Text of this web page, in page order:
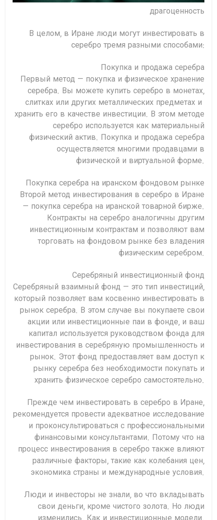
драгоценность
В целом, в Иране люди могут инвестировать в
серебро тремя разными способами:
Покупка и продажа серебра
Первый метод — покупка и физическое хранение
серебра. Вы можете купить серебро в монетах,
слитках или других металлических предметах и ​​
хранить его в качестве инвестиции. В этом методе
серебро используется как материальный
физический актив. Покупка и продажа серебра
осуществляется многими продавцами в
физической и виртуальной форме.
Покупка серебра на иранском фондовом рынке
Второй метод инвестирования в серебро в Иране
— покупка серебра на иранской товарной бирже.
Контракты на серебро аналогичны другим
инвестиционным контрактам и позволяют вам
торговать на фондовом рынке без владения
физическим серебром.
Серебряный инвестиционный фонд
Серебряный взаимный фонд — это тип инвестиций,
который позволяет вам косвенно инвестировать в
рынок серебра. В этом случае вы покупаете свои
акции или инвестиционные паи в фонде, и ваш
капитал используется руководством фонда для
инвестирования в серебряную промышленность и
рынок. Этот фонд предоставляет вам доступ к
рынку серебра без необходимости покупать и
хранить физическое серебро самостоятельно.
Прежде чем инвестировать в серебро в Иране,
рекомендуется провести адекватное исследование
и проконсультироваться с профессиональными
финансовыми консультантами. Потому что на
процесс инвестирования в серебро также влияют
различные факторы, такие как колебания цен,
экономика страны и международные условия.
Люди и инвесторы не знали, во что вкладывать
свои деньги, кроме чистого золота. Но люди